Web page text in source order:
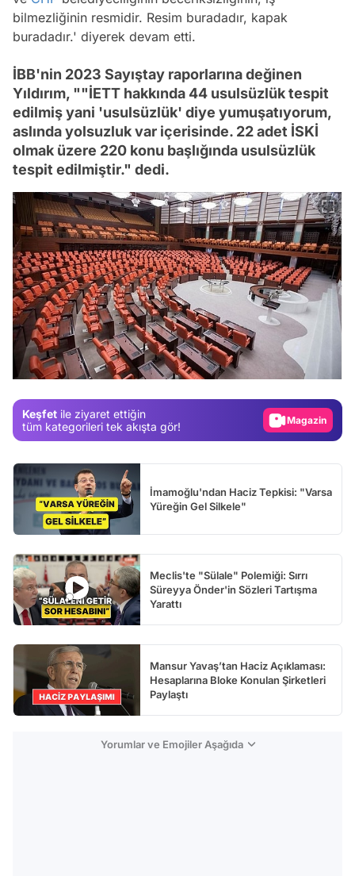
bilmezliğinin resmidir. Resim buradadır, kapak
buradadır.' diyerek devam etti.
İBB'nin 2023 Sayıştay raporlarına değinen
Yıldırım, ""İETT hakkında 44 usulsüzlük tespit
edilmiş yani 'usulsüzlük' diye yumuşatıyorum,
aslında yolsuzluk var içerisinde. 22 adet İSKİ
olmak üzere 220 konu başlığında usulsüzlük
tespit edilmiştir." dedi.
Keşfet ile ziyaret ettiğin
tüm kategorileri tek akışta gör!
Video
Gündem
Video
İmamoğlu'ndan Haciz Tepkisi: "Varsa
Yüreğin Gel Silkele"
Meclis'te "Sülale" Polemiği: Sırrı
Süreyya Önder'in Sözleri Tartışma
Yarattı
Mansur Yavaş’tan Haciz Açıklaması:
Hesaplarına Bloke Konulan Şirketleri
Paylaştı
Yorumlar ve Emojiler Aşağıda